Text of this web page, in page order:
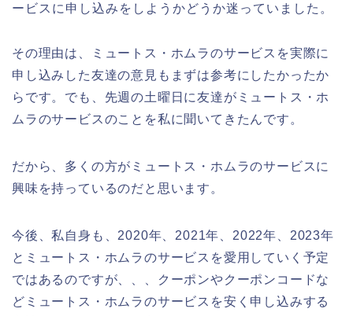
ービスに申し込みをしようかどうか迷っていました。
その理由は、ミュートス・ホムラのサービスを実際に
申し込みした友達の意見もまずは参考にしたかったか
らです。でも、先週の土曜日に友達がミュートス・ホ
ムラのサービスのことを私に聞いてきたんです。
だから、多くの方がミュートス・ホムラのサービスに
興味を持っているのだと思います。
今後、私自身も、2020年、2021年、2022年、2023年
とミュートス・ホムラのサービスを愛用していく予定
ではあるのですが、、、クーポンやクーポンコードな
どミュートス・ホムラのサービスを安く申し込みする